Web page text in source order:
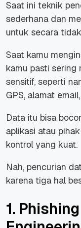
Saat ini teknik
sederhana dan
untuk secara
Saat kamu
kamu pasti sering
sensitif, seperti
GPS, alamat
Data itu bisa
aplikasi atau
kontrol yang kuat.
Nah, pencurian
karena tiga hal
1.